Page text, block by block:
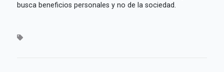
busca beneficios personales y no de la sociedad.